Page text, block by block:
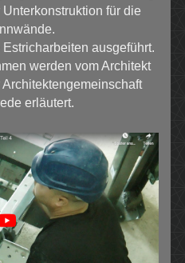
für die
ausgeführt.
werden vom Architekt
erläutert.